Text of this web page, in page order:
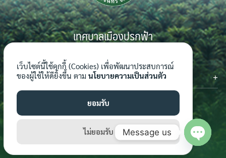
เทศบาลเมืองปรกฟ้า
ติดต่อเรา
โทรศัพท์ : 0-3816-7062-4
โทรสาร : 0-3816-7062-4 ต่อ 124
อีเมล์ : saraban_04201101@dla.go.th
เว็บไซต์ : www.prokfa.go.th
Message us
เว็บไซต์นี้ใช้คุกกี้ (Cookies) เพื่อพัฒนาประสบการณ์
ของผู้ใช้ให้ดียิ่งขึ้น ตาม นโยบายความเป็นส่วนตัว
ยอมรับ
ไม่ยอมรับ